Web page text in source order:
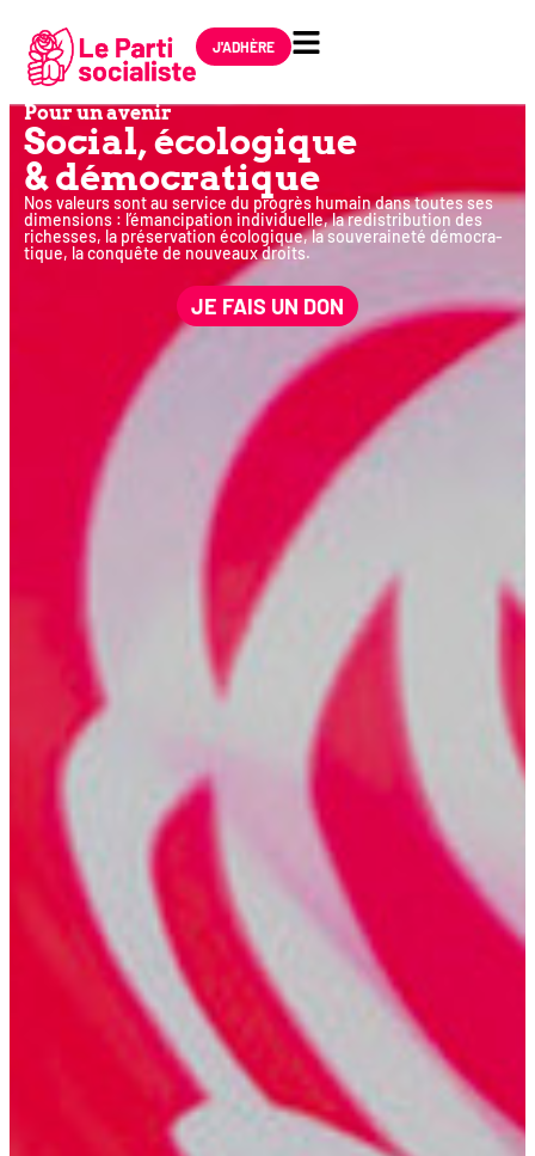
J'ADHÈRE
Pour un avenir
Social, éco­lo­gique
& démocratique
Nos valeurs sont au ser­vice du pro­grès humain dans toutes ses
dimen­sions : l’émancipation indi­vi­duelle, la redis­tri­bu­tion des
richesses, la pré­ser­va­tion éco­lo­gique, la sou­ve­rai­ne­té démo­cra­
tique, la conquête de nou­veaux droits.
JE FAIS UN DON